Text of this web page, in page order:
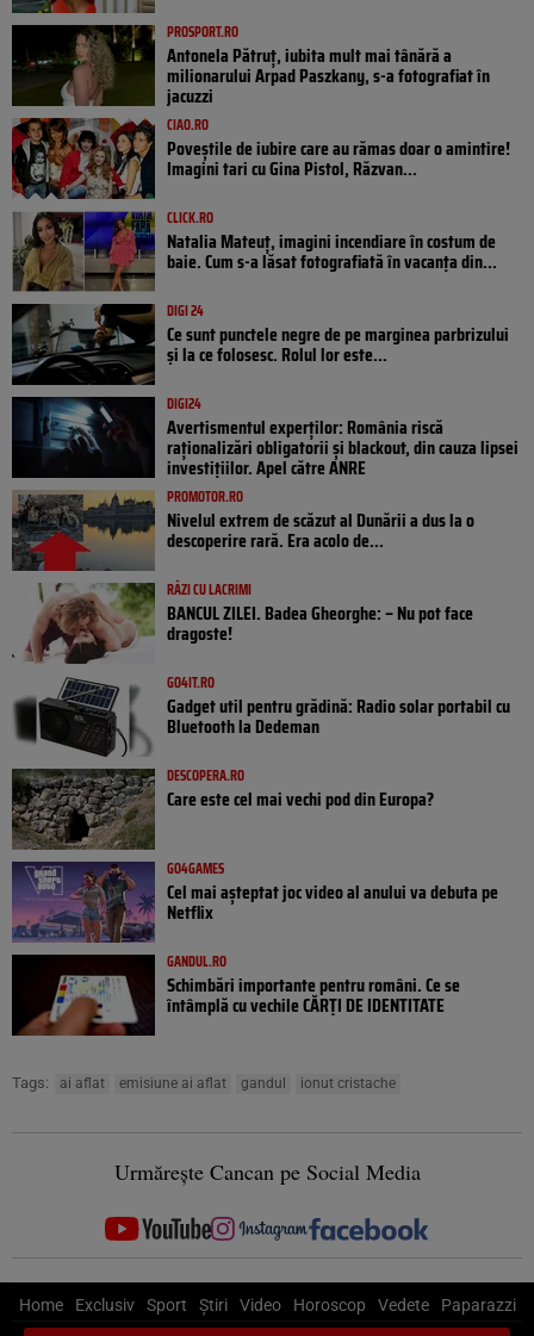
PROSPORT.RO
Antonela Pătruț, iubita mult mai tânără a
milionarului Arpad Paszkany, s-a fotografiat în
jacuzzi
CIAO.RO
Poveştile de iubire care au rămas doar o amintire!
Imagini tari cu Gina Pistol, Răzvan...
CLICK.RO
Natalia Mateuț, imagini incendiare în costum de
baie. Cum s-a lăsat fotografiată în vacanța din...
DIGI 24
Ce sunt punctele negre de pe marginea parbrizului
și la ce folosesc. Rolul lor este...
DIGI24
Avertismentul experților: România riscă
raționalizări obligatorii și blackout, din cauza lipsei
investițiilor. Apel către ANRE
PROMOTOR.RO
Nivelul extrem de scăzut al Dunării a dus la o
descoperire rară. Era acolo de...
RÂZI CU LACRIMI
BANCUL ZILEI. Badea Gheorghe: – Nu pot face
dragoste!
GO4IT.RO
Gadget util pentru grădină: Radio solar portabil cu
Bluetooth la Dedeman
DESCOPERA.RO
Care este cel mai vechi pod din Europa?
GO4GAMES
Cel mai așteptat joc video al anului va debuta pe
Netflix
GANDUL.RO
Schimbări importante pentru români. Ce se
întâmplă cu vechile CĂRȚI DE IDENTITATE
Tags: ai aflat emisiune ai aflat gandul ionut cristache
Urmărește Cancan pe Social Media
Home Exclusiv Sport Știri Video Horoscop Vedete Paparazzi